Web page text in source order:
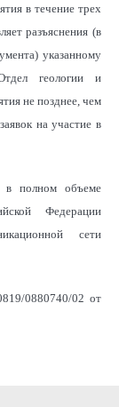
в течение трех
разъяснения (в
указанному
геологии и
не позднее, чем
на участие в
в полном объеме
Федерации
сети
0880740/02 от